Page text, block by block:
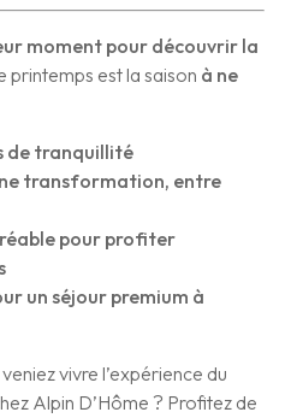
moment pour découvrir la
printemps est la saison à ne
de tranquillité
transformation, entre
pour profiter
un séjour premium à
vivre l’expérience du
Alpin D’Hôme ? Profitez de